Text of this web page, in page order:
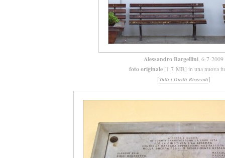
Alessandro Bargellini, 6-7-2009
foto originale [1,7 MB] in una nuova
[Tutti i Diritti Riservati]